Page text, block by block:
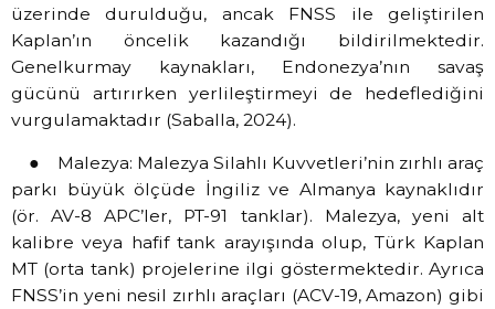
üzerinde durulduğu, ancak FNSS ile geliştirilen
Kaplan’ın öncelik kazandığı bildirilmektedir.
Genelkurmay kaynakları, Endonezya’nın savaş
gücünü artırırken yerlileştirmeyi de hedeflediğini
vurgulamaktadır (Saballa, 2024).
● Malezya: Malezya Silahlı Kuvvetleri’nin zırhlı araç
parkı büyük ölçüde İngiliz ve Almanya kaynaklıdır
(ör. AV-8 APC’ler, PT-91 tanklar). Malezya, yeni alt
kalibre veya hafif tank arayışında olup, Türk Kaplan
MT (orta tank) projelerine ilgi göstermektedir. Ayrıca
FNSS’in yeni nesil zırhlı araçları (ACV-19, Amazon) gibi